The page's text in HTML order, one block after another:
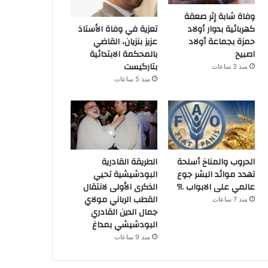
وفاة شابة إثر صعقة
كهربائية بدوار أولاد
حمزة بجماعة أولاد
اصبيح
منذ 3 ساعات
تعزية في وفاة الأستاذ
عزيز بنزيان، القاضي
بالمحكمة الابتدائية
بتارگيست
منذ 5 ساعات
الحروب والمناخ أسلحة
تهدد موائد البشر جوع
عالمي على الابواب .!؟
منذ 7 ساعات
الطريقة القادرية
البودشيشية تحيي
الذكرى الأولى لانتقال
القطب الرباني مولاي
جمال الدين القادري
البودشيشي بمداغ
منذ 9 ساعات